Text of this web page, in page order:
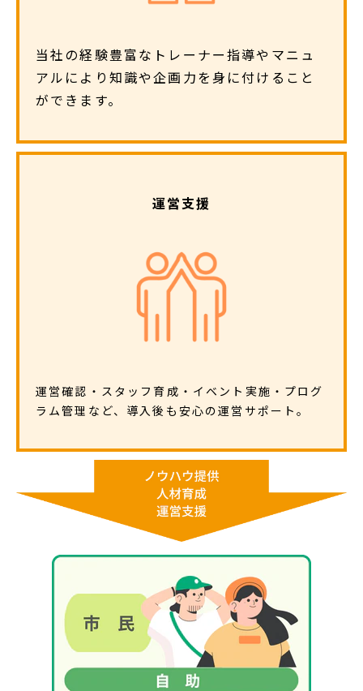
当社の経験豊富なトレーナー指導やマニュ
アルにより知識や企画力を身に付けること
ができます。
運営支援
運営確認・スタッフ育成・イベント実施・プログ
ラム管理など、導入後も安心の運営サポート。